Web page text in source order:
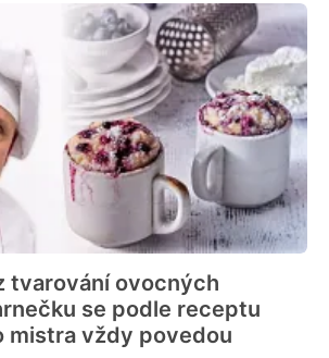
tvarování ovocných
se podle receptu
mistra vždy povedou